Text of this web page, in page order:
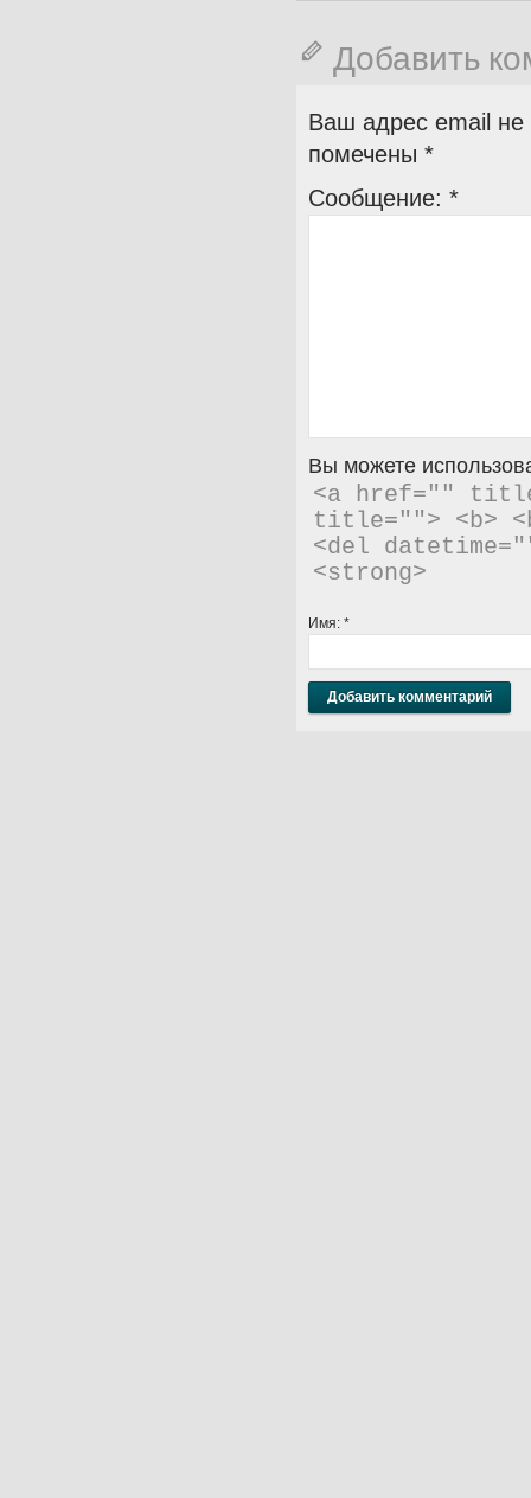
Добавить
Ваш адрес email не
помечены *
Сообщение: *
Вы можете
<a href=""
title=""> <b>
<del
<strong>
Имя: *